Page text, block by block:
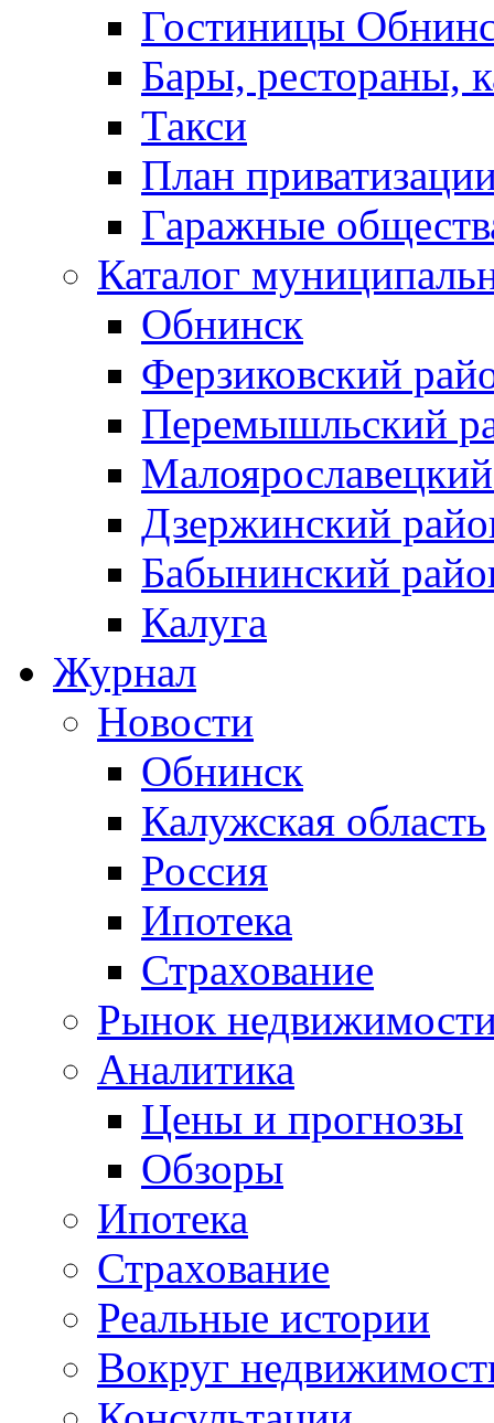
Гостиницы
Бары, рестораны,
Такси
План
Гаражные
Каталог
Обнинск
Ферзиковский
Перемышльский
Дзержинский
Бабынинский
Калуга
Журнал
Новости
Обнинск
Калужская область
Россия
Ипотека
Страхование
Рынок
Аналитика
Цены и прогнозы
Обзоры
Ипотека
Страхование
Реальные истории
Вокруг